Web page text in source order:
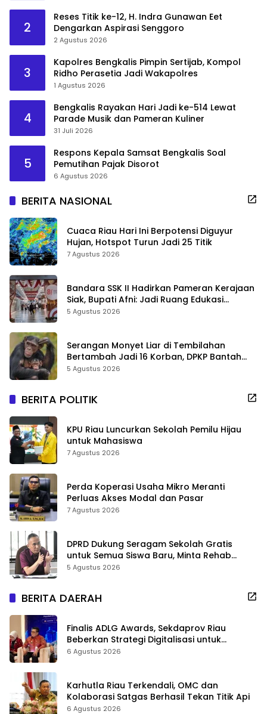
2
Reses Titik ke-12, H. Indra Gunawan Eet
Dengarkan Aspirasi Senggoro
2 Agustus 2026
3
Kapolres Bengkalis Pimpin Sertijab, Kompol
Ridho Perasetia Jadi Wakapolres
1 Agustus 2026
4
Bengkalis Rayakan Hari Jadi ke-514 Lewat
Parade Musik dan Pameran Kuliner
31 Juli 2026
5
Respons Kepala Samsat Bengkalis Soal
Pemutihan Pajak Disorot
6 Agustus 2026
BERITA NASIONAL
Cuaca Riau Hari Ini Berpotensi Diguyur
Hujan, Hotspot Turun Jadi 25 Titik
7 Agustus 2026
Bandara SSK II Hadirkan Pameran Kerajaan
Siak, Bupati Afni: Jadi Ruang Edukasi
Sejarah Riau
5 Agustus 2026
Serangan Monyet Liar di Tembilahan
Bertambah Jadi 16 Korban, DPKP Bantah
Video Gerombolan Viral
5 Agustus 2026
BERITA POLITIK
KPU Riau Luncurkan Sekolah Pemilu Hijau
untuk Mahasiswa
7 Agustus 2026
Perda Koperasi Usaha Mikro Meranti
Perluas Akses Modal dan Pasar
7 Agustus 2026
DPRD Dukung Seragam Sekolah Gratis
untuk Semua Siswa Baru, Minta Rehab
Sekolah Jangan Dikurangi
5 Agustus 2026
BERITA DAERAH
Finalis ADLG Awards, Sekdaprov Riau
Beberkan Strategi Digitalisasi untuk
Tingkatkan Layanan Publik
6 Agustus 2026
Karhutla Riau Terkendali, OMC dan
Kolaborasi Satgas Berhasil Tekan Titik Api
6 Agustus 2026